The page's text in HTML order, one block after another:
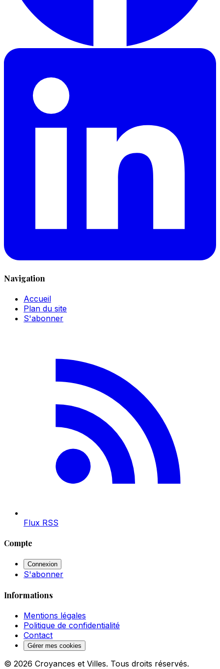
Navigation
Accueil
Plan du site
S'abonner
Flux RSS
Compte
Connexion
S'abonner
Informations
Mentions légales
Politique de confidentialité
Contact
Gérer mes cookies
© 2026 Croyances et Villes. Tous droits réservés.